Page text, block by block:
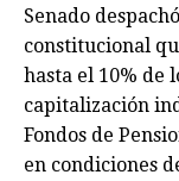
Senado
constitucional
hasta el 10% de
capitalización
Fondos de
en condiciones